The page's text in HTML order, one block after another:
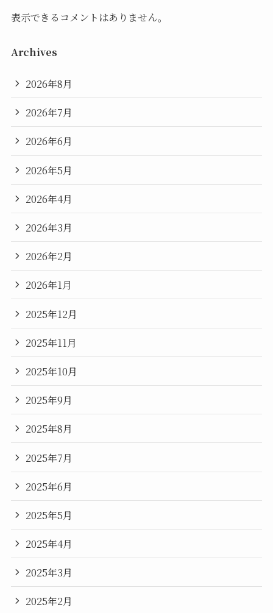
表示できるコメントはありません。
Archives
2026年8月
2026年7月
2026年6月
2026年5月
2026年4月
2026年3月
2026年2月
2026年1月
2025年12月
2025年11月
2025年10月
2025年9月
2025年8月
2025年7月
2025年6月
2025年5月
2025年4月
2025年3月
2025年2月